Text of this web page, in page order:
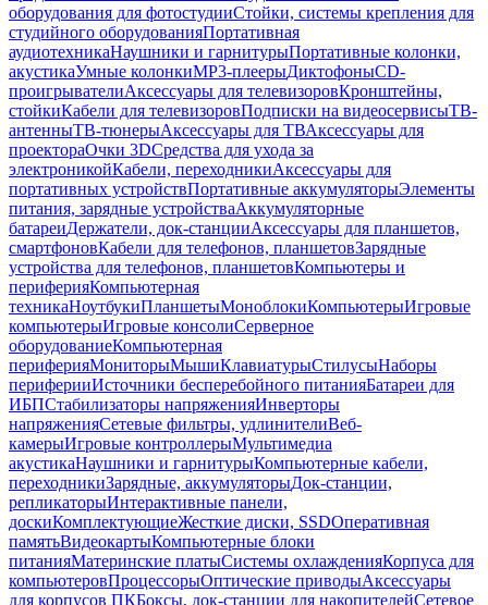
оборудования для фотостудииСтойки, системы крепления для
студийного оборудованияПортативная
аудиотехникаНаушники и гарнитурыПортативные колонки,
акустикаУмные колонкиMP3-плеерыДиктофоныCD-
проигрывателиАксессуары для телевизоровКронштейны,
стойкиКабели для телевизоровПодписки на видеосервисыТВ-
антенныТВ-тюнерыАксессуары для ТВАксессуары для
проектораОчки 3DСредства для ухода за
электроникойКабели, переходникиАксессуары для
портативных устройствПортативные аккумуляторыЭлементы
питания, зарядные устройстваАккумуляторные
батареиДержатели, док-станцииАксессуары для планшетов,
смартфоновКабели для телефонов, планшетовЗарядные
устройства для телефонов, планшетовКомпьютеры и
периферияКомпьютерная
техникаНоутбукиПланшетыМоноблокиКомпьютерыИгровые
компьютерыИгровые консолиСерверное
оборудованиеКомпьютерная
периферияМониторыМышиКлавиатурыСтилусыНаборы
периферииИсточники бесперебойного питанияБатареи для
ИБПСтабилизаторы напряженияИнверторы
напряженияСетевые фильтры, удлинителиВеб-
камерыИгровые контроллерыМультимедиа
акустикаНаушники и гарнитурыКомпьютерные кабели,
переходникиЗарядные, аккумуляторыДок-станции,
репликаторыИнтерактивные панели,
доскиКомплектующиеЖесткие диски, SSDОперативная
памятьВидеокартыКомпьютерные блоки
питанияМатеринские платыСистемы охлажденияКорпуса для
компьютеровПроцессорыОптические приводыАксессуары
для корпусов ПКБоксы, док-станции для накопителейСетевое